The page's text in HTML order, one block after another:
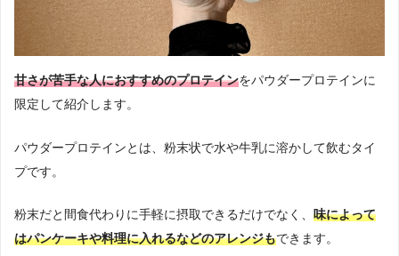
甘さが苦手な人におすすめのプロテインをパウダープロテインに
限定して紹介します。
パウダープロテインとは、粉末状で水や牛乳に溶かして飲むタイ
プです。
粉末だと間食代わりに手軽に摂取できるだけでなく、 味によって
はパンケーキや料理に入れるなどのアレンジもできます。